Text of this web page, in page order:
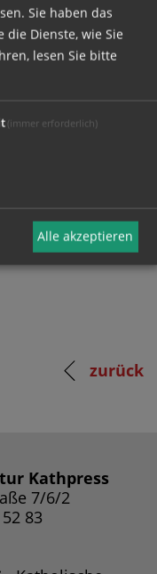
zurück
Kathpress
7/6/2
83
Sie haben das
die Dienste, wie Sie
lesen Sie bitte
(immer erforderlich)
Alle akzeptieren